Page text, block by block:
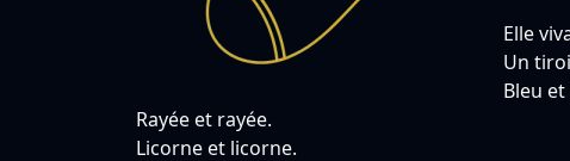
Elle
Un
Bleu
Rayée et rayée.
Licorne et licorne.